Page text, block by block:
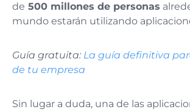
de 500 millones de personas
mundo estarán utilizando
Guía gratuita: La guía definitiva
de tu empresa
Sin lugar a duda, una de las